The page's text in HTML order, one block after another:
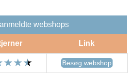
webshops
Link
Besøg webshop